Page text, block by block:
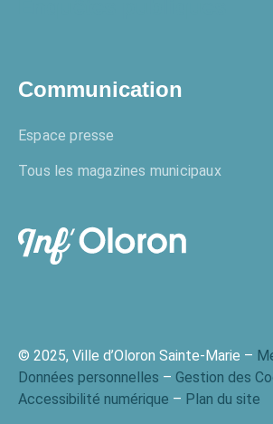
Communication
Espace presse
Tous les magazines municipaux
© 2025, Ville d’Oloron Sainte-Marie –
Données personnelles – Gestion des
Accessibilité numérique – Plan du site